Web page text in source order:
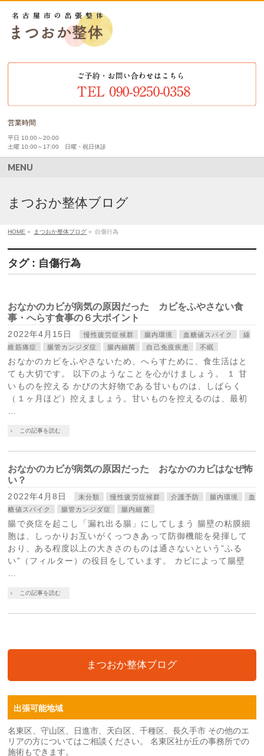
営業時間
平日 10:00～20:00
土曜 10:00～17:00 日曜・祝日休診
MENU
まつおか整体ブログ
HOME » まつおか整体ブログ » 自傷行為
タグ : 自傷行為
おなかのカビが病気の原因だった カビをふやさない食
事・へらす食事の６大ポイント
2022年4月15日 慢性疲労症候群 腸内環境 血糖値スパイク
線
維筋痛症
腸管カンジダ症 腸内細菌 自己免疫疾患 不眠
おなかのカビをふやさないため、へらすために、食生活はと
ても大切です。 以下のようなことを心がけましょう。 １ 甘
いものを控える かびの大好物である甘いものは、しばらく
（１ヶ月ほど）控えましょう。甘いものを控えるのは、最初
この記事を読む
おなかのカビが病気の原因だった おなかのカビはなぜ怖
い？
2022年4月8日 未分類 慢性疲労症候群 介護予防 腸内環境
血
糖値スパイク
腸管カンジダ症 腸内細菌
腸で炎症を起こし「漏れ出る腸」にしてしまう 腸壁の粘膜細
胞は、しっかりお互いがくっつきあって防御機能を発揮して
おり、ある程度以上の大きさのものは通さないという”ふる
い”（フィルター）の役目をしています。 カビによって腸壁
この記事を読む
まつおか整体ブログ
出張可能地域
名東区、守山区、日進市、天白区、千種区、長久手市 その他のエ
リアの方についてはご相談ください。 名東区社が丘の事務所での
施術もできます。